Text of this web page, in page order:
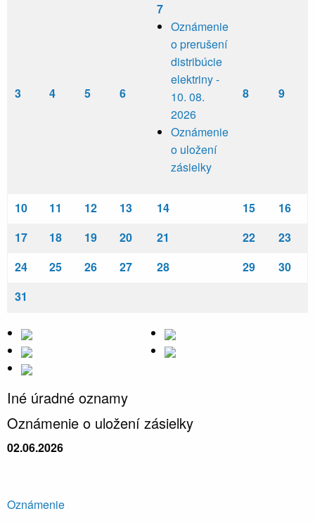
3 4 5 6
7
Oznámenie
o prerušení
distribúcie
elektriny -
10. 08.
2026
Oznámenie
o uložení
zásielky
8 9
10 11 12 13 14 15
16
17
18 19 20 21 22
23
24
25 26 27 28 29
30
31
Iné úradné oznamy
Oznámenie o uložení zásielky
02.06.2026
Oznámenie